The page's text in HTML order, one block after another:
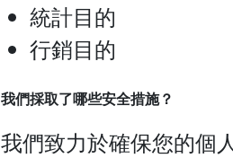
統計目的
行銷目的
我們採取了哪些安全措施？
我們致力於確保您的個